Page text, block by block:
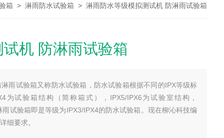
箱 >淋雨防水试验箱 > 淋雨防水等级模拟测试机 防淋雨试验箱
机 防淋雨试验箱
雨试验箱又称防水试验箱，防水试验箱根据不同的IPX等级标
为试验箱结构（简称箱式），IPX5/IPX6为试验室结构，
试验箱即是等级为IPX3/IPX4的防水试验箱。现在柳沁科技编
细要求。